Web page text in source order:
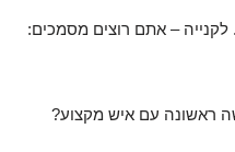
– אתם רוצים מסמכים:
ראשונה עם איש מקצוע?